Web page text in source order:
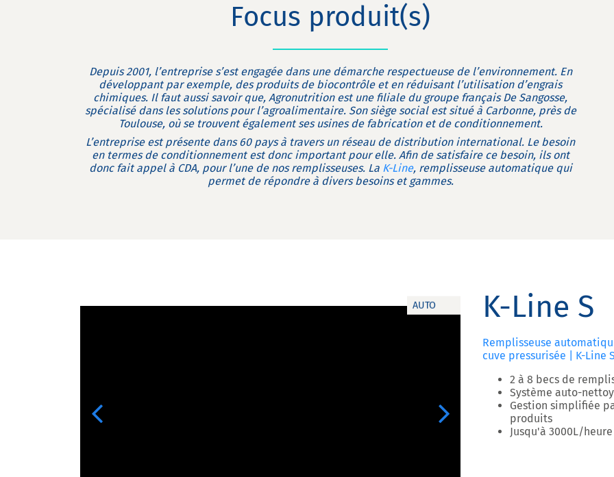
Focus produit(s)
Depuis 2001, l’entreprise s’est engagée dans une démarche respectueuse de l’environnement. En
développant par exemple, des produits de biocontrôle et en réduisant l’utilisation d’engrais
chimiques. Il faut aussi savoir que, Agronutrition est une filiale du groupe français De Sangosse,
spécialisé dans les solutions pour l’agroalimentaire. Son siège social est situé à Carbonne, près de
Toulouse, où se trouvent également ses usines de fabrication et de conditionnement.
L’entreprise est présente dans 60 pays à travers un réseau de distribution international. Le besoin
en termes de conditionnement est donc important pour elle. Afin de satisfaire ce besoin, ils ont
donc fait appel à CDA, pour l’une de nos remplisseuses. La K-Line, remplisseuse automatique qui
permet de répondre à divers besoins et gammes.
AUTO
Previous Next
K-Line S
Remplisseuse
cuve pressurisée | K-Line
2 à 8 becs de
Système auto-
Gestion simplifiée
produits
Jusqu'à 3000L/heure